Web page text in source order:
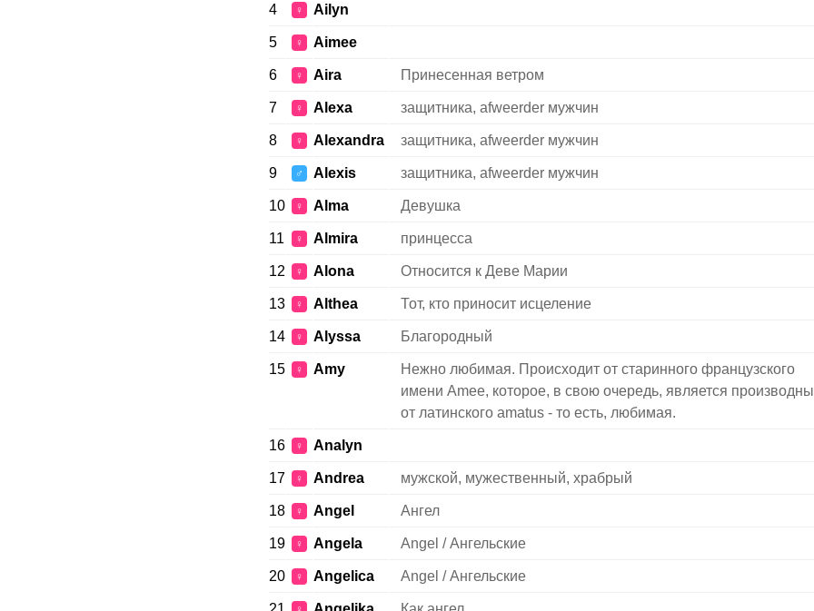
4 ♀ Ailyn
5 ♀ Aimee
6 ♀ Aira Принесенная ветром
7 ♀ Alexa защитника, afweerder мужчин
8 ♀ Alexandra защитника, afweerder мужчин
9 ♂ Alexis защитника, afweerder мужчин
10 ♀ Alma Девушка
11 ♀ Almira принцесса
12 ♀ Alona Относится к Деве Марии
13 ♀ Althea Тот, кто приносит исцеление
14 ♀ Alyssa Благородный
15 ♀ Amy
Нежно любимая. Происходит от старинного французского
имени Amee, которое, в свою очередь, является
от латинского amatus - то есть, любимая.
16 ♀ Analyn
17 ♀ Andrea мужской, мужественный, храбрый
18 ♀ Angel Ангел
19 ♀ Angela Angel / Ангельские
20 ♀ Angelica Angel / Ангельские